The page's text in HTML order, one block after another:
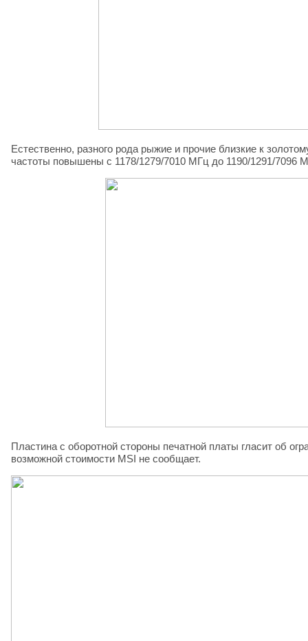
Естественно, разного рода рыжие и прочие близкие к
частоты повышены с 1178/1279/7010 МГц до 1190/1291/7096
Пластина с оборотной стороны печатной платы гласит об
возможной стоимости MSI не сообщает.